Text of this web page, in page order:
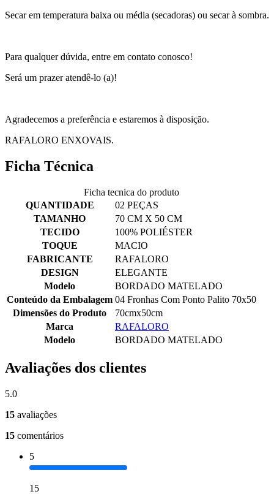
Secar em temperatura baixa ou média (secadoras) ou secar à sombra.
Para qualquer dúvida, entre em contato conosco!
Será um prazer atendê-lo (a)!
Agradecemos a preferência e estaremos à disposição.
RAFALORO ENXOVAIS.
Ficha Técnica
Ficha tecnica do produto
QUANTIDADE
02 PEÇAS
TAMANHO
70 CM X 50 CM
TECIDO
100% POLIÉSTER
TOQUE
MACIO
FABRICANTE
RAFALORO
DESIGN
ELEGANTE
Modelo
BORDADO MATELADO
Conteúdo da Embalagem 04 Fronhas Com Ponto Palito 70x50
Dimensões do Produto
70cmx50cm
Marca
RAFALORO
Modelo
BORDADO MATELADO
Avaliações dos clientes
5.0
15 avaliações
15 comentários
5
15